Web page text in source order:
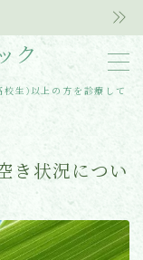
ク
生)以上の方を診療して
き状況につい